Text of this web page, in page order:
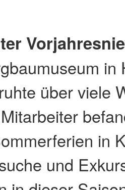
in
über viele
in
und